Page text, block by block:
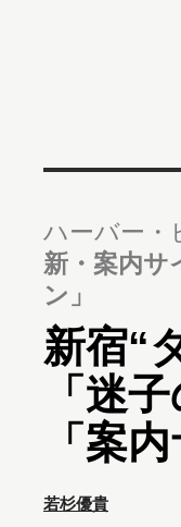
ハーバー・
新・案内サ
ン」
新宿“
「迷
「案
若杉優貴